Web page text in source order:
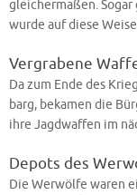
gleichermaßen.
wurde auf diese
Vergrabene
Da zum Ende des
barg, bekamen die
ihre Jagdwaffen im
Depots des
Die Werwölfe waren